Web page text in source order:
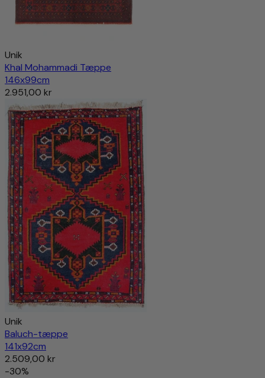
Unik
Khal Mohammadi Tæppe
146x99cm
2.951,00 kr
Unik
Baluch-tæppe
141x92cm
2.509,00 kr
-30%